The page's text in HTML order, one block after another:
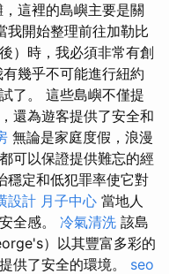
這裡的島嶼主要是關
我開始整理前往加勒比
）時，我必須非常有創
幾乎不可能進行紐約
了。 這些島嶼不僅提
還為遊客提供了安全和
無論是家庭度假，浪漫
可以保證提供難忘的經
穩定和低犯罪率使它對
設計 月子中心 當地人
全感。 冷氣清洗 該島
）以其豐富多彩的
供了安全的環境。 seo